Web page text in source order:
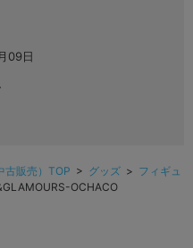
09日
古販売）TOP > グッズ > フィギュ
OCHACO